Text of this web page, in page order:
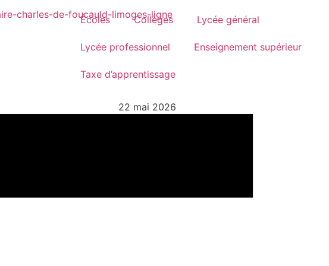
Écoles Collèges Lycée général
Lycée professionnel Enseignement supérieur
Taxe d’apprentissage
22 mai 2026